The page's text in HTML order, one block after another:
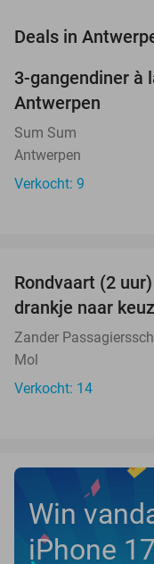
Deals in
NEW
TODAY
3-gangendiner à
Antwerpen
Sum Sum
Antwerpen
Verkocht: 9
TODAY
Rondvaart (2
drankje naar
Zander
Mol
Verkocht: 14
Win
iPhone